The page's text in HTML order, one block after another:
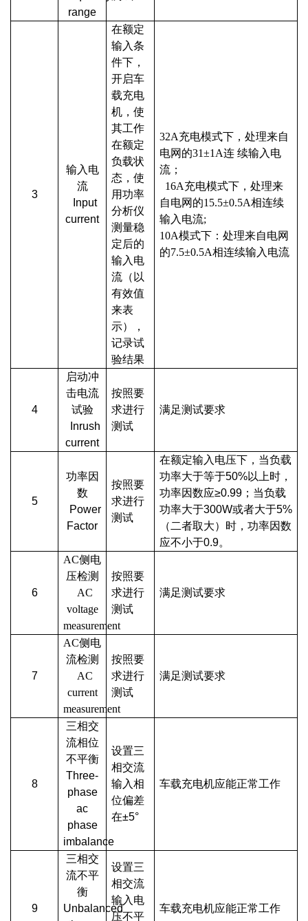
range
3
输入电
流
Input
current
在额定
输入条
件下，
开启车
载充电
机，使
其工作
在额定
负载状
态，使
用功率
分析仪
测量稳
定后的
输入电
流（以
有效值
来表
示），
记录试
验结果
32A充电模式下，处理来自
电网的31±1A连 续输入电
流；
16A充电模式下，处理来
自电网的15.5±0.5A相连续
输入电流;
10A模式下：处理来自电网
的7.5±0.5A相连续输入电流
4
启动冲
击电流
试验
Inrush
current
按照要
求进行
测试
满足测试要求
5
功率因
数
Power
Factor
按照要
求进行
测试
在额定输入电压下，当负载
功率大于等于50%以上时，
功率因数应≥0.99；当负载
功率大于300W或者大于5%
（二者取大）时，功率因数
应不小于0.9。
6
AC侧电
压检测
AC
voltage
measurement
按照要
求进行
测试
满足测试要求
7
AC侧电
流检测
AC
current
measurement
按照要
求进行
测试
满足测试要求
8
三相交
流相位
不平衡
Three-
phase
ac
phase
imbalance
设置三
相交流
输入相
位偏差
在±5°
车载充电机应能正常工作
9
三相交
流不平
衡
Unbalanced
设置三
相交流
输入电
压不平
车载充电机应能正常工作